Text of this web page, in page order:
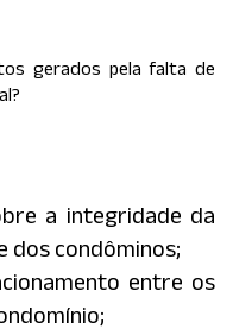
gerados pela falta de
a integridade da
dos condôminos;
entre os